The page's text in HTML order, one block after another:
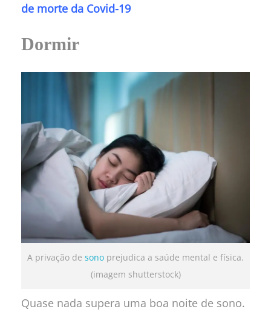
de morte da Covid-19
Dormir
A privação de sono prejudica a saúde mental e física.
(imagem shutterstock)
Quase nada supera uma boa noite de sono.